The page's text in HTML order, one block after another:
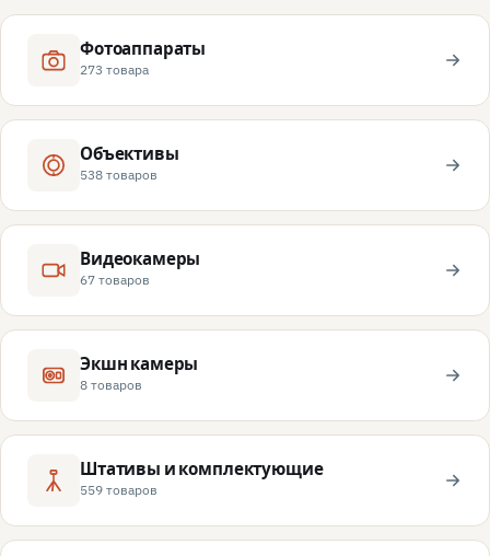
Фотоаппараты
273 товара
Объективы
538 товаров
Видеокамеры
67 товаров
Экшн камеры
8 товаров
Штативы и комплектующие
559 товаров